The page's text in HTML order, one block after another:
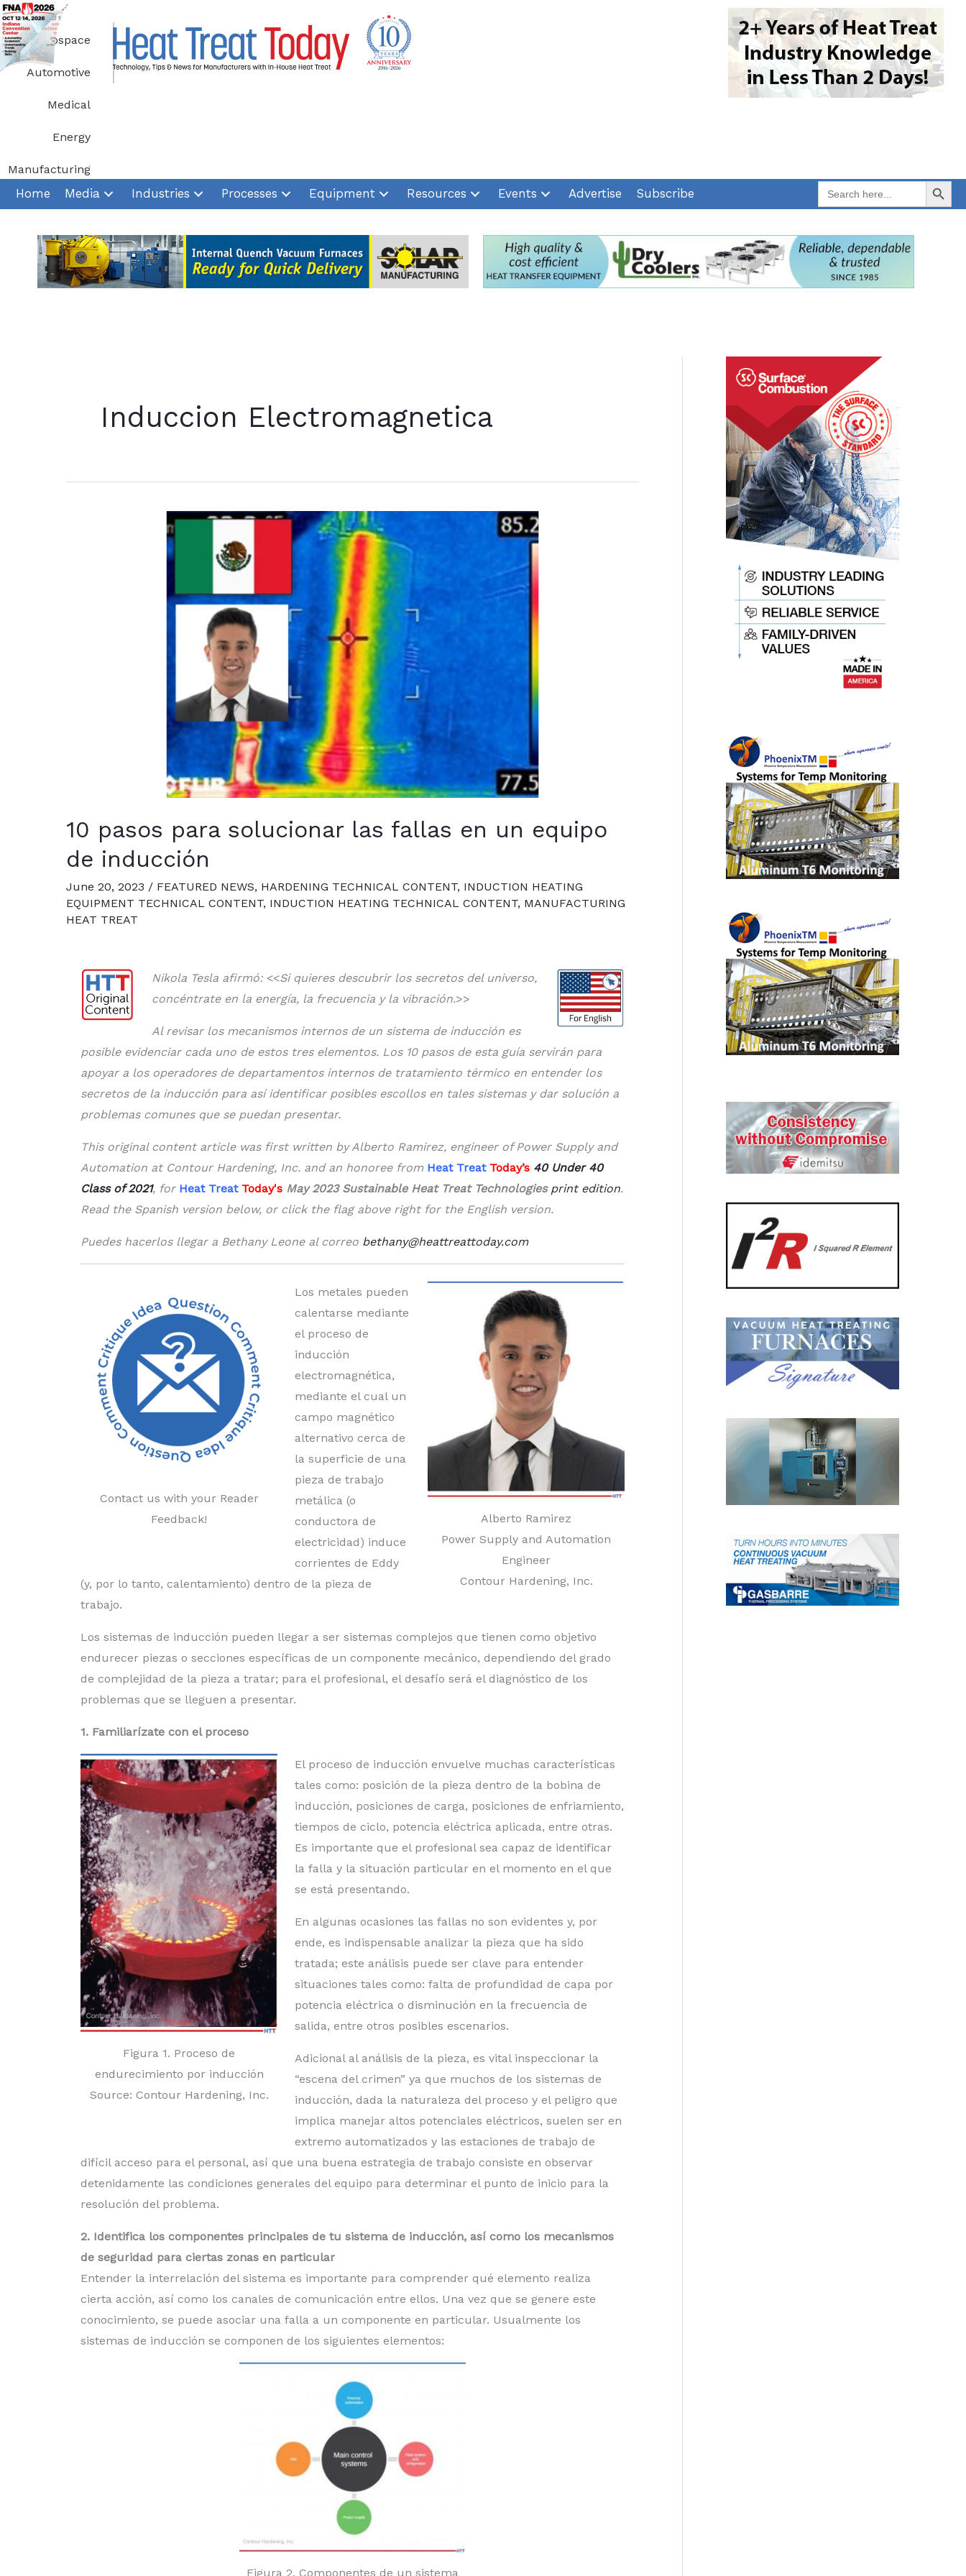
Skip
to
content
Aerospace
Automotive
Medical
Energy
Manufacturing
Home Media Industries Processes Equipment Resources Events Advertise Subscribe
Search
for:
Search Button
Induccion Electromagnetica
10 pasos para solucionar las fallas en un equipo
de inducción
June 20, 2023 / FEATURED NEWS, HARDENING TECHNICAL CONTENT, INDUCTION HEATING
EQUIPMENT TECHNICAL CONTENT, INDUCTION HEATING TECHNICAL CONTENT, MANUFACTURING
HEAT TREAT
Nikola Tesla afirmó: <<Si quieres descubrir los secretos del universo,
concéntrate en la energía, la frecuencia y la vibración.>>
Al revisar los mecanismos internos de un sistema de inducción es
posible evidenciar cada uno de estos tres elementos. Los 10 pasos de esta guía servirán para
apoyar a los operadores de departamentos internos de tratamiento térmico en entender los
secretos de la inducción para así identificar posibles escollos en tales sistemas y dar solución a
problemas comunes que se puedan presentar.
This original content article was first written by Alberto Ramirez, engineer of Power Supply and
Automation at Contour Hardening, Inc. and an honoree from Heat Treat Today’s 40 Under 40
Class of 2021, for Heat Treat Today's May 2023 Sustainable Heat Treat Technologies print edition.
Read the Spanish version below, or click the flag above right for the English version.
Puedes hacerlos llegar a Bethany Leone al correo bethany@heattreattoday.com
Alberto Ramirez
Power Supply and Automation
Engineer
Contour Hardening, Inc.
Contact us with your Reader
Feedback!
Los metales pueden
calentarse mediante
el proceso de
inducción
electromagnética,
mediante el cual un
campo magnético
alternativo cerca de
la superficie de una
pieza de trabajo
metálica (o
conductora de
electricidad) induce
corrientes de Eddy
(y, por lo tanto, calentamiento) dentro de la pieza de
trabajo.
Los sistemas de inducción pueden llegar a ser sistemas complejos que tienen como objetivo
endurecer piezas o secciones específicas de un componente mecánico, dependiendo del grado
de complejidad de la pieza a tratar; para el profesional, el desafío será el diagnóstico de los
problemas que se lleguen a presentar.
1. Familiarízate con el proceso
Figura 1. Proceso de
endurecimiento por inducción
Source: Contour Hardening, Inc.
El proceso de inducción envuelve muchas características
tales como: posición de la pieza dentro de la bobina de
inducción, posiciones de carga, posiciones de enfriamiento,
tiempos de ciclo, potencia eléctrica aplicada, entre otras.
Es importante que el profesional sea capaz de identificar
la falla y la situación particular en el momento en el que
se está presentando.
En algunas ocasiones las fallas no son evidentes y, por
ende, es indispensable analizar la pieza que ha sido
tratada; este análisis puede ser clave para entender
situaciones tales como: falta de profundidad de capa por
potencia eléctrica o disminución en la frecuencia de
salida, entre otros posibles escenarios.
Adicional al análisis de la pieza, es vital inspeccionar la
“escena del crimen” ya que muchos de los sistemas de
inducción, dada la naturaleza del proceso y el peligro que
implica manejar altos potenciales eléctricos, suelen ser en
extremo automatizados y las estaciones de trabajo de
difícil acceso para el personal, así que una buena estrategia de trabajo consiste en observar
detenidamente las condiciones generales del equipo para determinar el punto de inicio para la
resolución del problema.
2. Identifica los componentes principales de tu sistema de inducción, así como los mecanismos
de seguridad para ciertas zonas en particular
Entender la interrelación del sistema es importante para comprender qué elemento realiza
cierta acción, así como los canales de comunicación entre ellos. Una vez que se genere este
conocimiento, se puede asociar una falla a un componente en particular. Usualmente los
sistemas de inducción se componen de los siguientes elementos:
Figura 2. Componentes de un sistema